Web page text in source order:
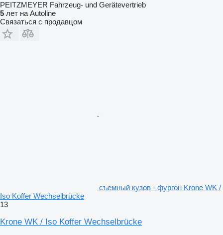
PEITZMEYER Fahrzeug- und Gerätevertrieb
5 лет на Autoline
Связаться с продавцом
съемный кузов - фургон Krone WK /
Iso Koffer Wechselbrücke
13
Krone WK / Iso Koffer Wechselbrücke